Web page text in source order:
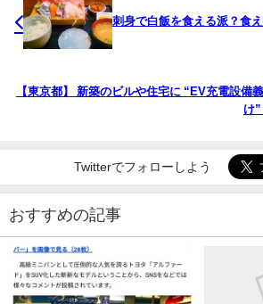
刺身で白飯を食える派？食
【東京都】 新築のビルや住宅に “EV充電設備
け
Twitterでフォローしよう
おすすめの記事